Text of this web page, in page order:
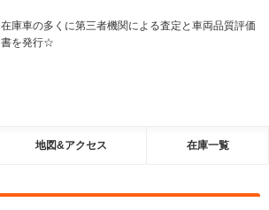
在庫車の多くに第三者機関による査定と車両品質評価
書を発行☆
地図&アクセス 在庫一覧